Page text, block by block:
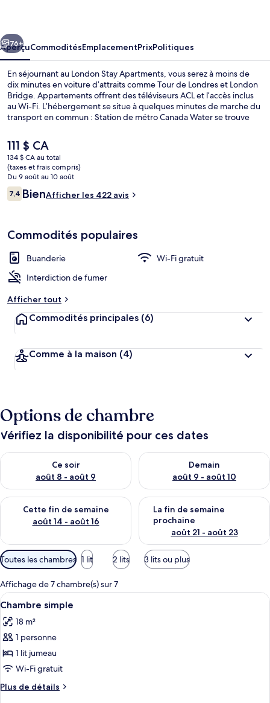
Suivant
76+
AperçuCommoditésEmplacementPrixPolitiques
En séjournant au London Stay Apartments, vous serez à moins de
dix minutes en voiture d’attraits comme Tour de Londres et London
Bridge. Appartements offrent des téléviseurs ACL et l’accès inclus
au Wi-Fi. L’hébergement se situe à quelques minutes de marche du
transport en commun : Station de métro Canada Water se trouve
Le
prix
actuel
est
de 111 $ CA
111 $ CA
134 $ CA au total
(taxes et frais compris)
Du 9 août au 10 août
Avis
7,47,4 sur 10 –
BienAfficher les 422 avis
Commodités populaires
Buanderie
Wi-Fi gratuit
Interdiction de fumer
Afficher tout
Commodités principales (6)
Comme à la maison (4)
Options de chambre
Vérifiez la disponibilité pour ces dates
Ce soir
août 8 - août 9
Vérifier la disponibilité pour ce soir août 8 - août 9
Demain
août 9 - août 10
Vérifier la disponibilité pour
Cette fin de semaine
août 14 - août 16
Vérifier la disponibilité pour cette fin de semaine août 14 -
La fin de semaine
prochaine
août 21 - août 23
Vérifier la disponibilité pour
Filtres
disponibles
pour
les
chambres
Toutes les chambres 1 lit 2 lits 3 lits ou plus
Affichage de 7 chambre(s) sur 7
Afficher
toutes
les
photos
pour
ce
type
de
Une chambre avec une grande
7
Chambre simple
18 m²
1 personne
1 lit jumeau
Wi-Fi gratuit
Plus de détails
Plus